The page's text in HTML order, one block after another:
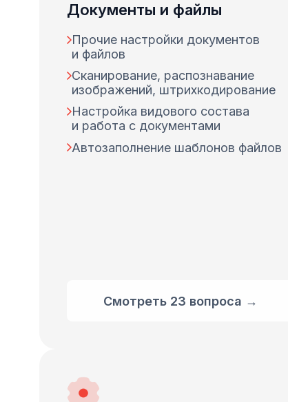
Документы и файлы
Прочие настройки документов
и файлов
Сканирование, распознавание
изображений, штрихкодирование
Настройка видового состава
и работа с документами
Автозаполнение шаблонов файлов
Смотреть 23 вопроса →